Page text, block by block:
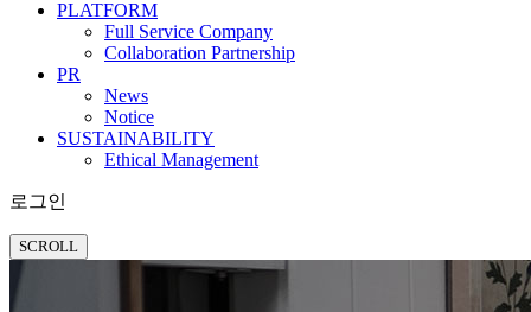
PLATFORM
Full Service Company
Collaboration Partnership
PR
News
Notice
SUSTAINABILITY
Ethical Management
로그인
SCROLL